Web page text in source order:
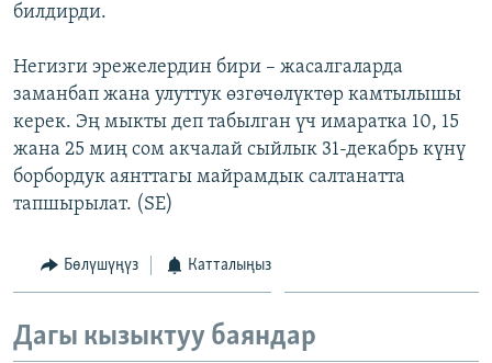
билдирди.
Негизги эрежелердин бири – жасалгаларда
заманбап жана улуттук өзгөчөлүктөр камтылышы
керек. Эң мыкты деп табылган үч имаратка 10, 15
жана 25 миң сом акчалай сыйлык 31-декабрь күнү
борбордук аянттагы майрамдык салтанатта
тапшырылат. (SE)
Бөлүшүңүз Катталыңыз
Дагы кызыктуу баяндар